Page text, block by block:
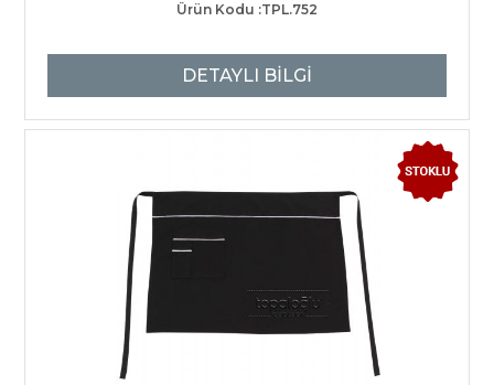
Ürün Kodu :TPL.752
DETAYLI BİLGİ